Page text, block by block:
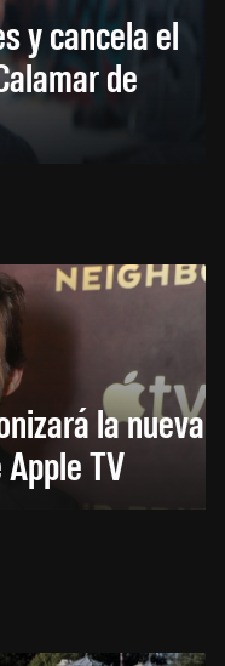
y cancela el
de
la nueva
TV